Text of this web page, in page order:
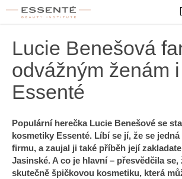
Lucie Benešová
odvážným ženám
Essenté
Populární herečka Lucie Benešové se
kosmetiky Essenté. Líbí se jí, že se
firmu, a zaujal ji také příběh její
Jasinské. A co je hlavní – přesvědčila se,
skutečně špičkovou kosmetiku, která
Košík
C
o
p
t
ř
e
b